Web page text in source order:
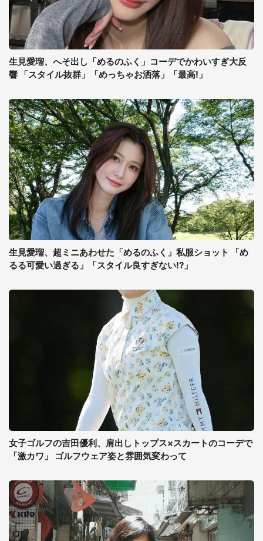
生見愛瑠、へそ出し「めるのふく」コーデでかわいすぎ大反
響 「スタイル抜群」「めっちゃお洒落」「最高!」
生見愛瑠、超ミニあわせた「めるのふく」私服ショット 「め
るる可愛い過ぎる」「スタイル良すぎない!?」
女子ゴルフの吉田優利、肩出しトップス×スカートのコーデで
「激カワ」 ゴルフウェア姿と雰囲気変わって